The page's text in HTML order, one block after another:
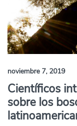
noviembre 7, 2019
Científicos
sobre los